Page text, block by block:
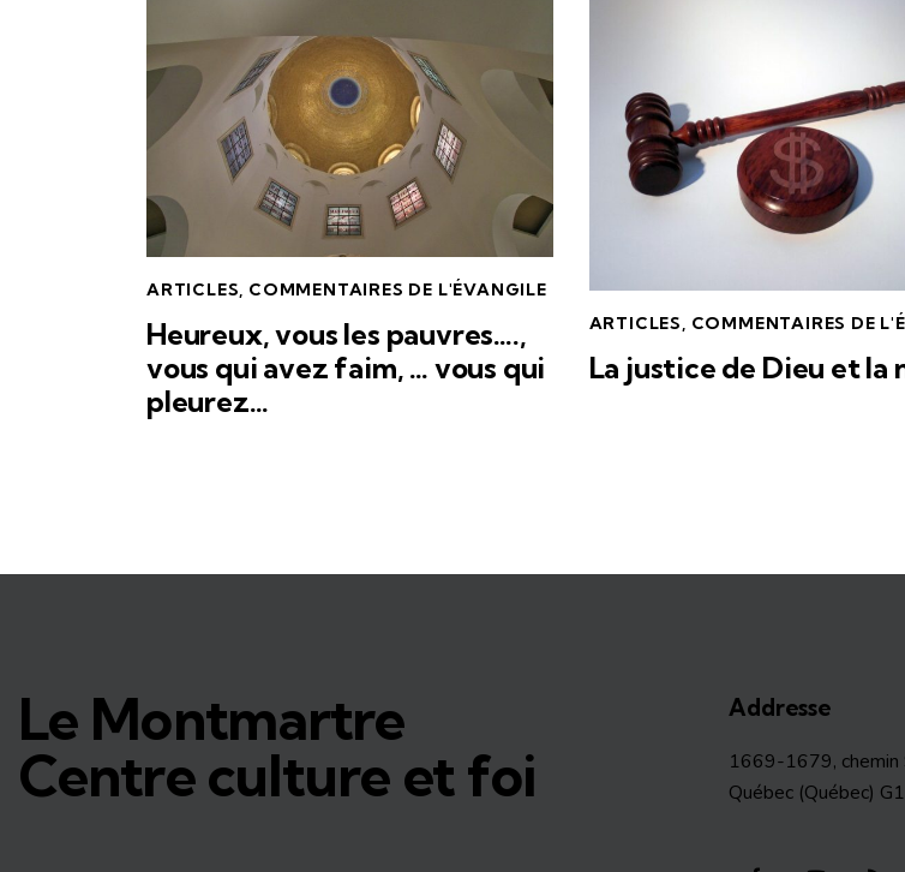
ARTICLES, COMMENTAIRES DE L'ÉVANGILE
Heureux, vous les pauvres….,
vous qui avez faim, … vous qui
pleurez…
ARTICLES, COMMENTAIRES DE
La justice de Dieu et la
Le Montmartre
Centre culture et foi
Addresse
1669-1679, chemin
Québec (Québec)